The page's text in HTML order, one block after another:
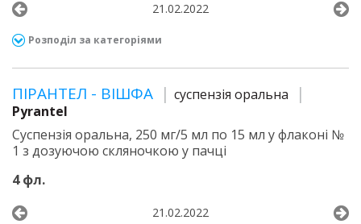
21.02.2022
Розподіл за категоріями
ПІРАНТЕЛ - ВІШФА
суспензія оральна
Pyrantel
Суспензія оральна, 250 мг/5 мл по 15 мл у флаконі №
1 з дозуючою скляночкою у пачці
4 фл.
21.02.2022